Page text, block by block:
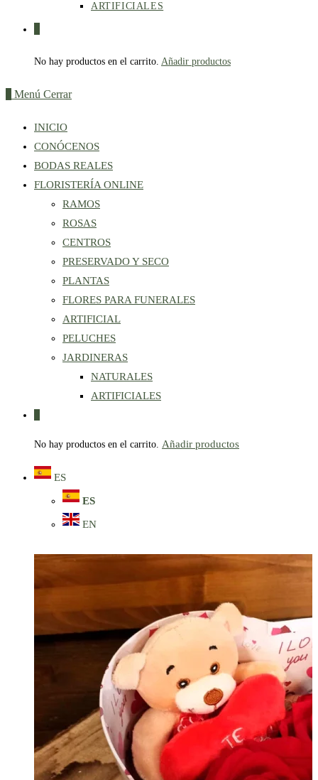
ARTIFICIALES
No hay productos en el carrito. Añadir productos
Menú Cerrar
INICIO
CONÓCENOS
BODAS REALES
FLORISTERÍA ONLINE
RAMOS
ROSAS
CENTROS
PRESERVADO Y SECO
PLANTAS
FLORES PARA FUNERALES
ARTIFICIAL
PELUCHES
JARDINERAS
NATURALES
ARTIFICIALES
No hay productos en el carrito. Añadir productos
ES
ES
EN